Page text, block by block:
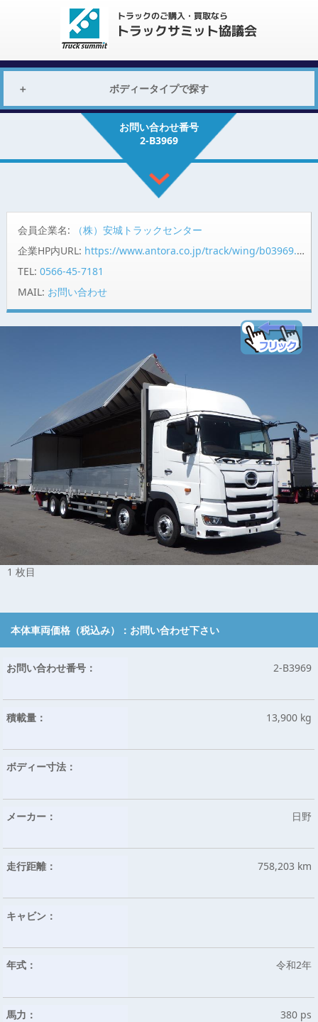
ボディータイプで探す
お問い合わせ番号
2-B3969
会員企業名:
（株）安城トラックセンター
企業HP内URL: https://www.antora.co.jp/track/wing/b03969.html
TEL: 0566-45-7181
MAIL: お問い合わせ
1 枚目
本体車両価格（税込み）： お問い合わせ下さい
お問い合わせ番号： 2-B3969
積載量： 13,900 kg
ボディー寸法：
メーカー： 日野
走行距離： 758,203 km
キャビン：
年式： 令和2年
馬力： 380 ps